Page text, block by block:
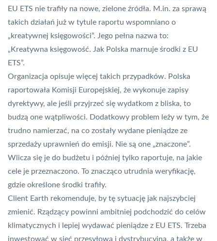
EU ETS nie trafiły na nowe, zielone źródła. M.in. za sprawą
takich działań już w tytule raportu wspomniano o
„kreatywnej księgowości”. Jego pełna nazwa to:
„Kreatywna księgowość. Jak Polska marnuje środki z EU
ETS”.
Organizacja opisuje więcej takich przypadków. Polska
raportowała Komisji Europejskiej, że wykonuje zapisy
dyrektywy, ale jeśli przyjrzeć się wydatkom z bliska, to
budzą one wątpliwości. Dodatkowy problem leży w tym, że
trudno namierzać, na co zostały wydane pieniądze ze
sprzedaży uprawnień do emisji. Nie są one „znaczone”.
Wlicza się je do budżetu i później tylko raportuje, na jakie
cele je przeznaczono. To znacząco utrudnia weryfikację,
gdzie określone środki trafiły.
Client Earth rekomenduje, by tę sytuację jak najszybciej
zmienić. Rządzący powinni ambitniej podchodzić do celów
klimatycznych i lepiej wydawać pieniądze z EU ETS. Trzeba
inwestować w sieć przesyłową i dystrybucyjną, a także w